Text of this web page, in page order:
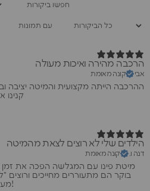
עם תמונות
הרכבה מהירה ואיכות מעולה
אבי קונה מאומת
ההרכבה הייתה מקצועית והמיטה יציבה
הילדים שלי לא רוצים לצאת מהמיטה
דנה ו. קונה מאומת
מיטת פינו עם המגלשה הפכה את זמן
בוקר הם מתעוררים מחייכים
מעולה, עמידה מאד. שווה כל שקל!